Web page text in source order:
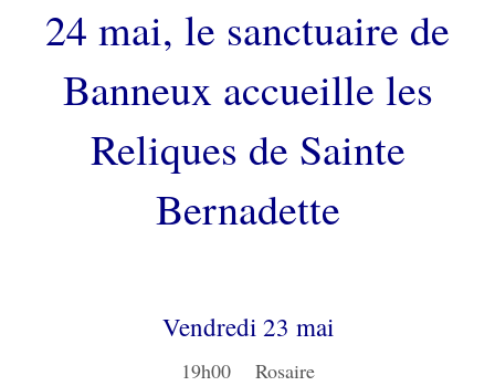
24 mai, le sanctuaire de
Banneux accueille les
Reliques de Sainte
Bernadette
Vendredi 23 mai
19h00 Rosaire